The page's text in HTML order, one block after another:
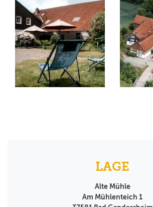
LAGE
Alte Mühle
Am Mühlenteich 1